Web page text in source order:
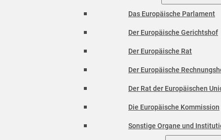
Das Europäische Parlament
Der Europäische Gerichtshof
Der Europäische Rat
Der Europäische
Der Rat der Europäischen
Die Europäische Kommission
Sonstige Organe und